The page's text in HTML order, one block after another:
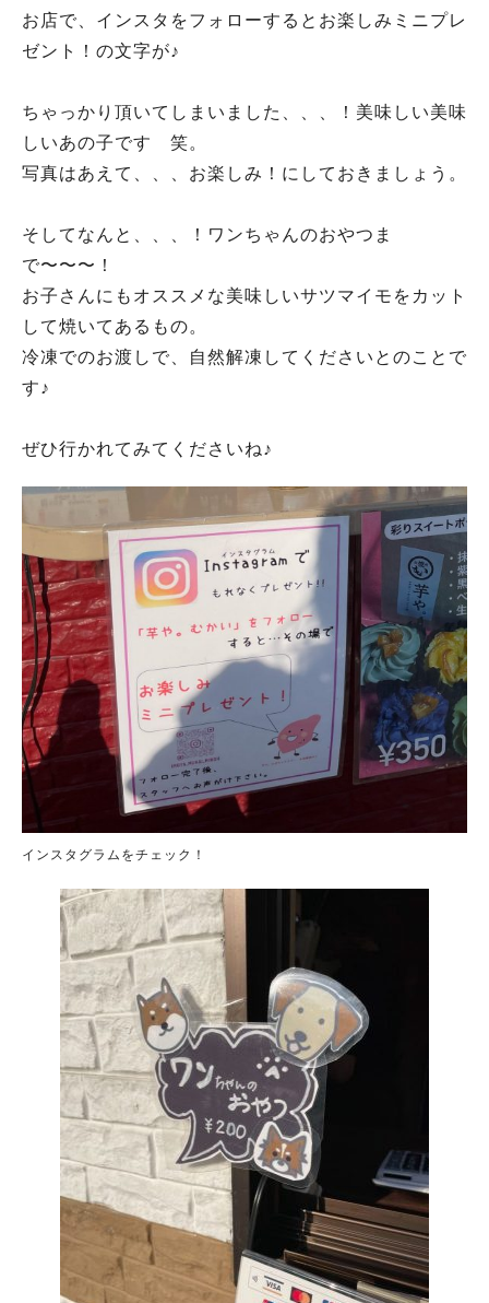
お店で、インスタをフォローするとお楽しみミニプレ
ゼント！の文字が♪
ちゃっかり頂いてしまいました、、、！美味しい美味
しいあの子です 笑。
写真はあえて、、、お楽しみ！にしておきましょう。
そしてなんと、、、！ワンちゃんのおやつま
で〜〜〜！
お子さんにもオススメな美味しいサツマイモをカット
して焼いてあるもの。
冷凍でのお渡しで、自然解凍してくださいとのことで
す♪
ぜひ行かれてみてくださいね♪
インスタグラムをチェック！